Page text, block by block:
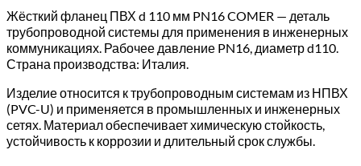
Жёсткий фланец ПВХ d 110 мм PN16 COMER — деталь
трубопроводной системы для применения в инженерных
коммуникациях. Рабочее давление PN16, диаметр d110.
Страна производства: Италия.
Изделие относится к трубопроводным системам из НПВХ
(PVC-U) и применяется в промышленных и инженерных
сетях. Материал обеспечивает химическую стойкость,
устойчивость к коррозии и длительный срок службы.